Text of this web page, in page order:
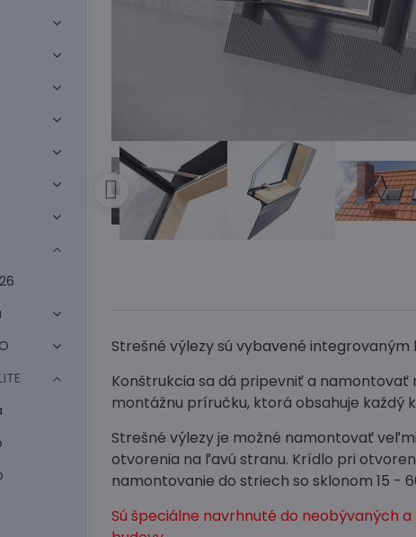
Strešné výlezy sú vybavené
Konštrukcia sa dá pripevniť a
montážnu príručku, ktorá obsahuje každý
Strešné výlezy je možné namontovať
otvorenia na ľavú stranu. Krídlo pri
namontovanie do striech so sklonom 15 -
Sú špeciálne navrhnuté do neobývaných